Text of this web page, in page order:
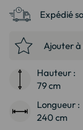
Expédié
Ajouter à
Hauteur :
79 cm
Longueur :
240 cm